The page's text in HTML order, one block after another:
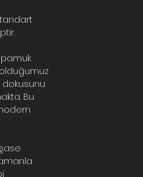
pamuk
olduğumuz
Bu